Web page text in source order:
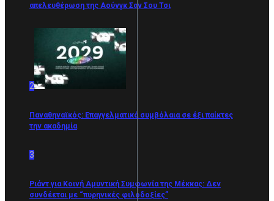
απελευθέρωση της Αούνγκ Σαν Σου Τσι
2
Παναθηναϊκός: Επαγγελματικά συμβόλαια σε έξι παίκτες
την ακαδημία
3
Ριάντ για Κοινή Αμυντική Συμφωνία της Μέκκας: Δεν
συνδέεται με “πυρηνικές φιλοδοξίες”